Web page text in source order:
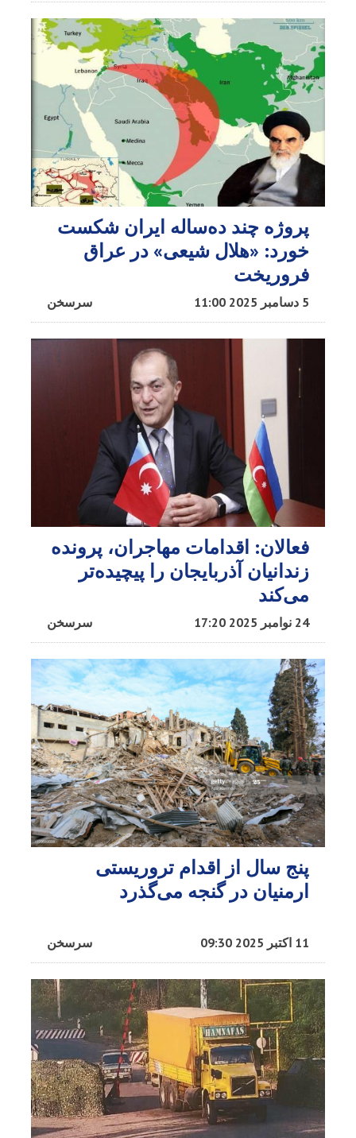
پروژه چند ده‌ساله ایران شکست
خورد: «هلال شیعی» در عراق
فروریخت
سرسخن 5 دسامبر 2025 11:00
فعالان: اقدامات مهاجران، پرونده
زندانیان آذربایجان را پیچیده‌تر
می‌کند
سرسخن 24 نوامبر 2025 17:20
پنج سال از اقدام تروریستی
ارمنیان در گنجه می‌گذرد
سرسخن 11 اکتبر 2025 09:30